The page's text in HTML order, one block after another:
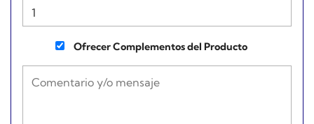
Ofrecer Complementos del Producto